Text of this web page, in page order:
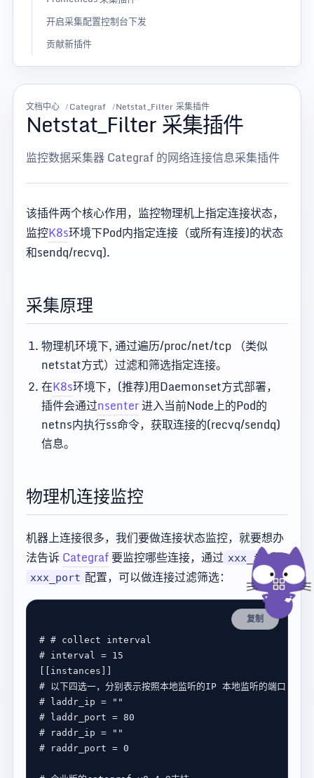
开启采集配置控制台下发
贡献新插件
文档中心 Categraf Netstat_Filter 采集插件
Netstat_Filter 采集插件
监控数据采集器 Categraf 的网络连接信息采集插件
该插件两个核心作用，监控物理机上指定连接状态，
监控K8s环境下Pod内指定连接（或所有连接)的状态
和sendq/recvq).
采集原理
物理机环境下, 通过遍历/proc/net/tcp （类似
netstat方式）过滤和筛选指定连接。
在K8s环境下，(推荐)用Daemonset方式部署，
插件会通过nsenter进入当前Node上的Pod的
netns内执行ss命令，获取连接的(recvq/sendq)
信息。
物理机连接监控
机器上连接很多，我们要做连接状态监控，就要想办
法告诉Categraf要监控哪些连接，通过 xxx_ip 和
xxx_port 配置，可以做连接过滤筛选：
复制
# # collect interval
# interval = 15
[[instances]]
# 以下四选一，分别表示按照本地监听的IP 本地监听的端口，远
# laddr_ip = ""
# laddr_port = 80
# raddr_ip = ""
# raddr_port = 0